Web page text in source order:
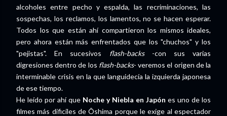
alcoholes entre pecho y espalda, las recriminaciones, las
sospechas, los reclamos, los lamentos, no se hacen esperar.
Todos los que están ahí compartieron los mismos ideales,
pero ahora están más enfrentados que los "chuchos" y los
"pejistas". En sucesivos flash-backs-con sus varias
digresiones dentro de los flash-backs- veremos el origen de la
interminable crisis en la que languidecía la izquierda japonesa
de ese tiempo.
He leído por ahí que Noche y Niebla en Japón es uno de los
filmes más dificiles de Ôshima porque le exige al espectador